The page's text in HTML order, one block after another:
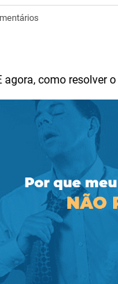
agora, como resolver o